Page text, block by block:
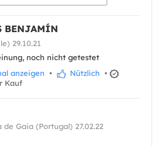
BENJAMÍN
29.10.21
noch nicht getestet
anzeigen • Nützlich •
Kauf
de Gaia (Portugal) 27.02.22